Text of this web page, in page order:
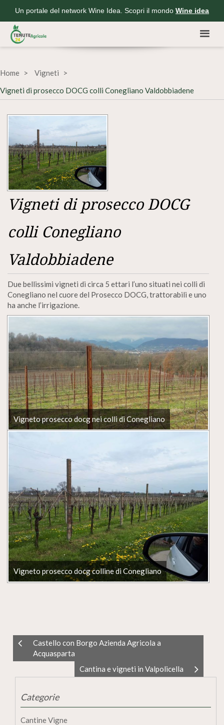
Un portale del network Wine Idea. Scopri il mondo Wine idea
Home
Vigneti
Vigneti di prosecco DOCG colli Conegliano Valdobbiadene
Vigneti di prosecco DOCG
colli Conegliano
Valdobbiadene
Due bellissimi vigneti di circa 5 ettari l’uno situati nei colli di
Conegliano nel cuore del Prosecco DOCG, trattorabili e uno
ha anche l’irrigazione.
Vigneto prosecco docg nei colli di Conegliano
Vigneto prosecco docg colline di Conegliano
Castello con Borgo Azienda Agricola a
Acquasparta
Cantina e vigneti in Valpolicella
Categorie
Cantine Vigne